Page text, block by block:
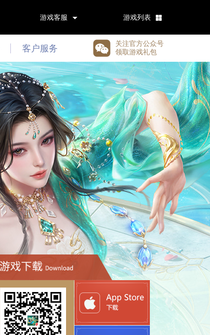
游戏列表
游戏客服
客户服务
关注官方公众号
领取游戏礼包